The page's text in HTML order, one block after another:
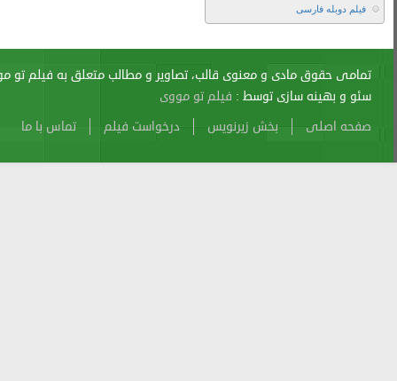
از آن پیگرد قانونی دارد.
sitemap Atom Cache Search Alexa